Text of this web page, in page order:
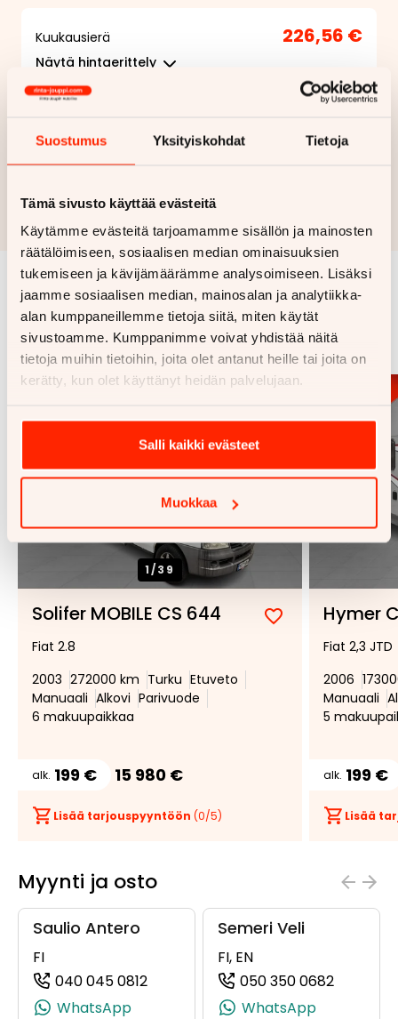
Suostumus Yksityiskohdat Tietoja
Tämä sivusto käyttää evästeitä
Käytämme evästeitä tarjoamamme sisällön ja mainosten
räätälöimiseen, sosiaalisen median ominaisuuksien
tukemiseen ja kävijämäärämme analysoimiseen. Lisäksi
jaamme sosiaalisen median, mainosalan ja analytiikka-
alan kumppaneillemme tietoja siitä, miten käytät
sivustoamme. Kumppanimme voivat yhdistää näitä
tietoja muihin tietoihin, joita olet antanut heille tai joita on
kerätty, kun olet käyttänyt heidän palvelujaan.
Salli kaikki evästeet
Muokkaa
Kuukausierä 226,56 €
Näytä hintaerittely
Rahoituslaskelma on suuntaa antava ja edellyttää hyväksytyn
Samankaltaisia ajoneuvoja
Katso kaikki
1/39
Solifer MOBILE CS 644
Lisää
suosikiksi
Poista
suosikeista
Fiat 2.8
2003 272000 km Turku Etuveto
Manuaali Alkovi Parivuode
6 makuupaikkaa
alk. 199 € 15 980 €
Lisää tarjouspyyntöön (0/5)
Hymer
Fiat 2,3 JTD
2006
Manuaali
5
alk. 199 €
Lisää
Myynti ja osto
Saulio Antero
FI
040 045 0812
(+358400450812, 0400450812,
WhatsApp
Semeri Veli
FI, EN
050 350 0682
WhatsApp